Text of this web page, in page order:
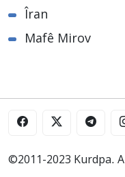
Îran
Mafê Mirov
©2011-2023 Kurdpa.